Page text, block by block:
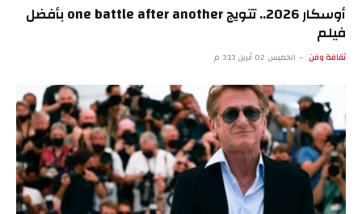
أوسكار 2026.. تتويج one battle after another بأفضل
فيلم
ثقافة وفن الخميس 02 أبريل 3:13 م